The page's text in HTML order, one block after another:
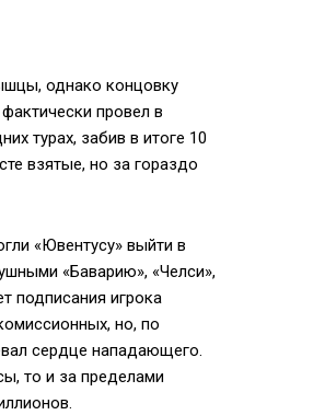
однако концовку
провел в
турах, забив в итоге 10
взятые, но за гораздо
«Ювентусу» выйти в
«Баварию», «Челси»,
подписания игрока
но, по
сердце нападающего.
то и за пределами